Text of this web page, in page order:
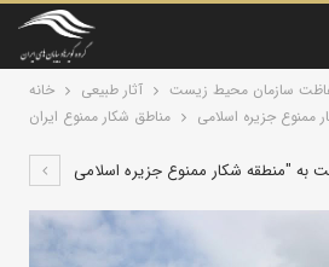
خانه آثار طبیعی
سازمان محیط زیست
مناطق شکار ممنوع ایران
ممنوع جزیره اسلامی